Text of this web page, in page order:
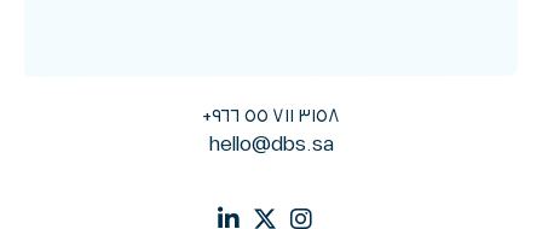
٣١٥٨ ٧١١ ٥٥ ٩٦٦+
hello@dbs.sa